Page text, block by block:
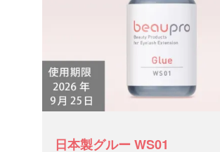
日本製グルー WS01